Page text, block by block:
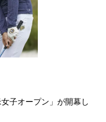
子オープン」が開幕し